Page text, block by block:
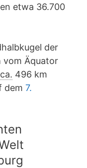
etwa 36.700
der
vom Äquator
ca. 496 km
dem 7.